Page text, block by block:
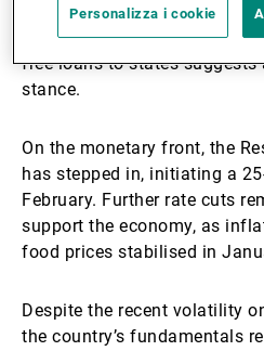
economy, accounting for 60%
an increase in infrastructure
free loans to states
stance.
On the monetary front, the
has stepped in, initiating a
February. Further rate cuts
support the economy, as
food prices stabilised in
Despite the recent volatility
the country’s fundamentals
Personalizza i cookie